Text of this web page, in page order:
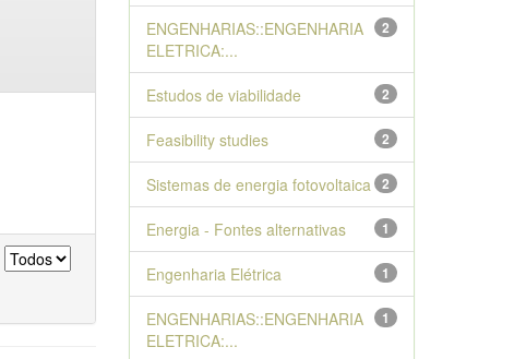
2
ENGENHARIAS::ENGENHARIA
ELETRICA:...
2
Estudos de viabilidade
2
Feasibility studies
2
Sistemas de energia fotovoltaica
1
Energia - Fontes alternativas
1
Engenharia Elétrica
1
ENGENHARIAS::ENGENHARIA
ELETRICA:...